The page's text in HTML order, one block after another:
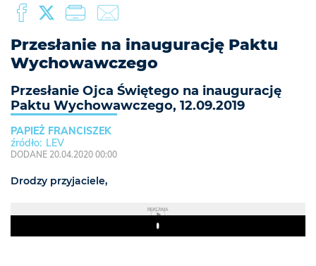
Przesłanie na inaugurację Paktu
Wychowawczego
Przesłanie Ojca Świętego na inaugurację
Paktu Wychowawczego, 12.09.2019
PAPIEŻ FRANCISZEK
LEV
DODANE 20.04.2020 00:00
Drodzy przyjaciele,
REKLAMA
Play